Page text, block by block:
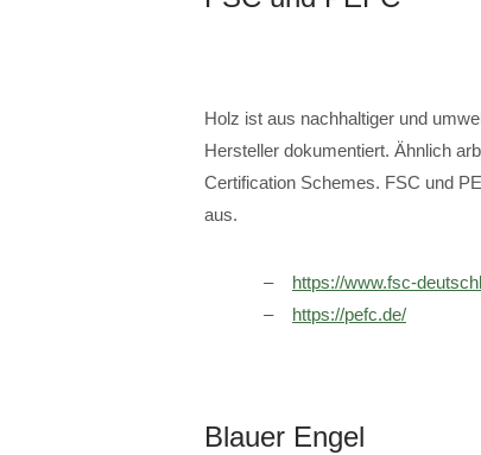
Holz ist aus nachhaltiger und
Hersteller dokumentiert. Ähnlich
Certification Schemes. FSC und
aus.
https://www.fsc-
https://pefc.de/
Blauer Engel